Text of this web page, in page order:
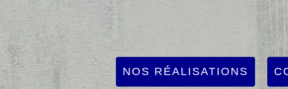
NOS RÉALISATIONS